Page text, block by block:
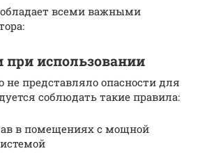
всеми важными
использовании
не представляло опасности для
соблюдать такие правила:
в помещениях с мощной